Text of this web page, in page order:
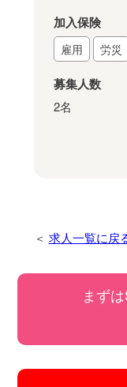
加入保険
雇用 労災
募集人数
2名
求人一覧に戻
まず